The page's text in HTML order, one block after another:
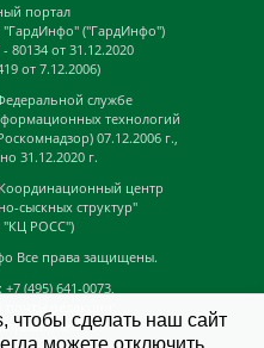
портал
"ГардИнфо" ("ГардИнфо")
от 31.12.2020
от 7.12.2006)
службе
технологий
07.12.2006 г.,
31.12.2020 г.
центр
сыскных структур"
"КЦ РОСС")
Все права защищены.
(495) 641-0073,
сделать наш сайт
можете отключить